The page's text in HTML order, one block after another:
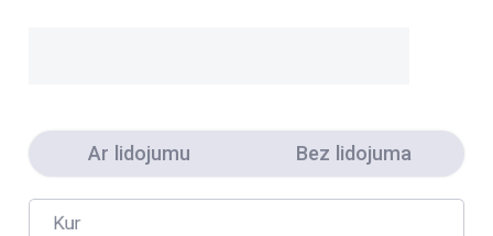
Ar lidojumu Bez lidojuma
Kur